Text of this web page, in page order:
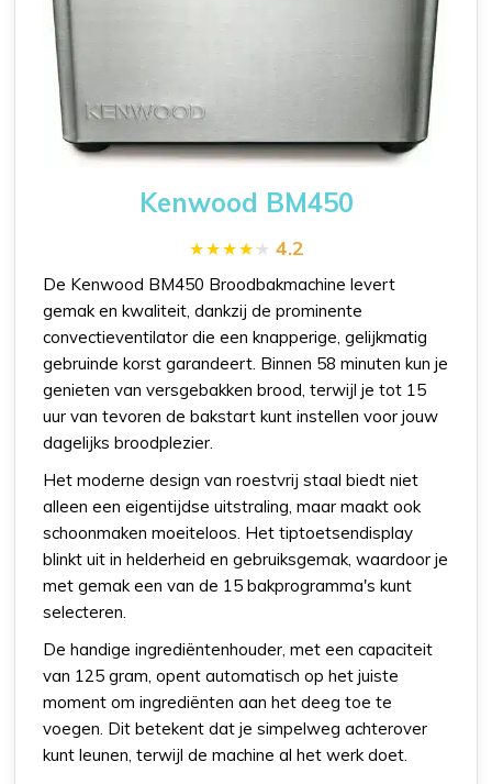
Kenwood BM450
4.2
De Kenwood BM450 Broodbakmachine levert
gemak en kwaliteit, dankzij de prominente
convectieventilator die een knapperige, gelijkmatig
gebruinde korst garandeert. Binnen 58 minuten kun je
genieten van versgebakken brood, terwijl je tot 15
uur van tevoren de bakstart kunt instellen voor jouw
dagelijks broodplezier.
Het moderne design van roestvrij staal biedt niet
alleen een eigentijdse uitstraling, maar maakt ook
schoonmaken moeiteloos. Het tiptoetsendisplay
blinkt uit in helderheid en gebruiksgemak, waardoor je
met gemak een van de 15 bakprogramma's kunt
selecteren.
De handige ingrediëntenhouder, met een capaciteit
van 125 gram, opent automatisch op het juiste
moment om ingrediënten aan het deeg toe te
voegen. Dit betekent dat je simpelweg achterover
kunt leunen, terwijl de machine al het werk doet.